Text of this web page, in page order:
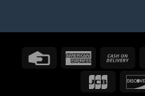
Cash
Delivery
American
Credit
Discover
JCB